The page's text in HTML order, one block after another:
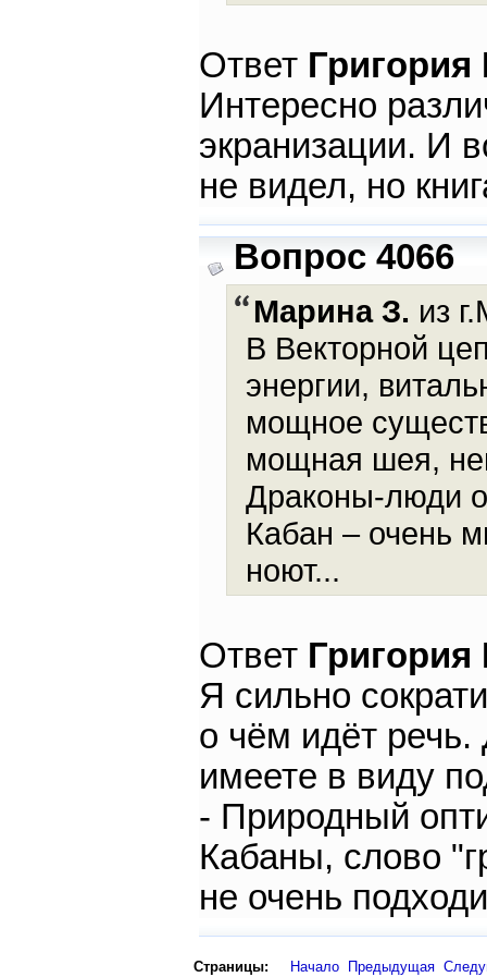
Ответ
Интересно
экранизации. И
не видел, но
Вопрос 4066
Марина З. из
В Векторной
энергии,
мощное
мощная шея,
Драконы-люди
Кабан – очень
ноют...
Ответ
Я сильно
о чём идёт
имеете в виду
- Природный
Кабаны, слово
не очень
Страницы: Начало Предыдущая